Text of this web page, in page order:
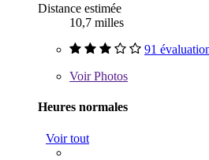
Distance estimée
10,7 milles
91
VoirPhotos
Heures normales
Voir tout